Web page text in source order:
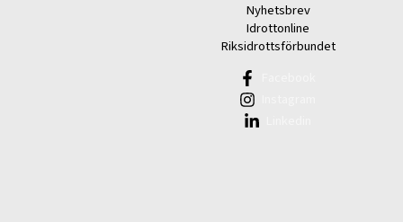
Nyhetsbrev
Idrottonline
Riksidrottsförbundet